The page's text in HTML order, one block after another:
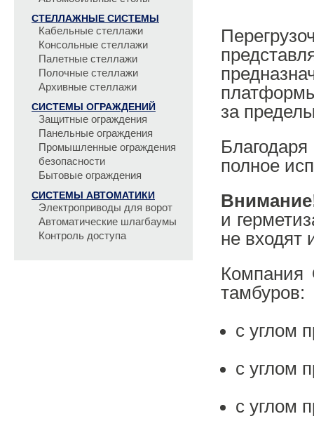
СТЕЛЛАЖНЫЕ СИСТЕМЫ
Кабельные стеллажи
Консольные стеллажи
Палетные стеллажи
Полочные стеллажи
Архивные стеллажи
СИСТЕМЫ ОГРАЖДЕНИЙ
Защитные ограждения
Панельные ограждения
Промышленные ограждения
безопасности
Бытовые ограждения
СИСТЕМЫ АВТОМАТИКИ
Электроприводы для ворот
Автоматические шлагбаумы
Контроль доступа
за
полное
и
не входят
Компания
тамбуров:
с углом
с углом
с углом